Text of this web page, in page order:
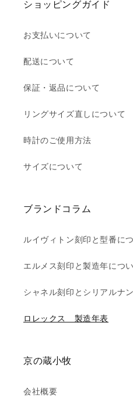
ショッピングガイド
お支払いについて
配送について
保証・返品について
リングサイズ直しについて
時計のご使用方法
サイズについて
ブランドコラム
ルイヴィトン刻印と型番に
エルメス刻印と製造年につ
シャネル刻印とシリアルナ
ロレックス 製造年表
京の蔵小牧
会社概要